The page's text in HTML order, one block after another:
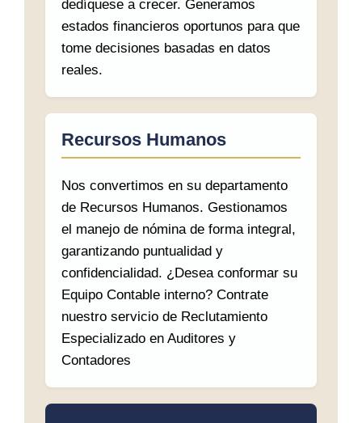
dedíquese a crecer. Generamos
estados financieros oportunos para que
tome decisiones basadas en datos
reales.
Recursos Humanos
Nos convertimos en su departamento
de Recursos Humanos. Gestionamos
el manejo de nómina de forma integral,
garantizando puntualidad y
confidencialidad. ¿Desea conformar su
Equipo Contable interno? Contrate
nuestro servicio de Reclutamiento
Especializado en Auditores y
Contadores